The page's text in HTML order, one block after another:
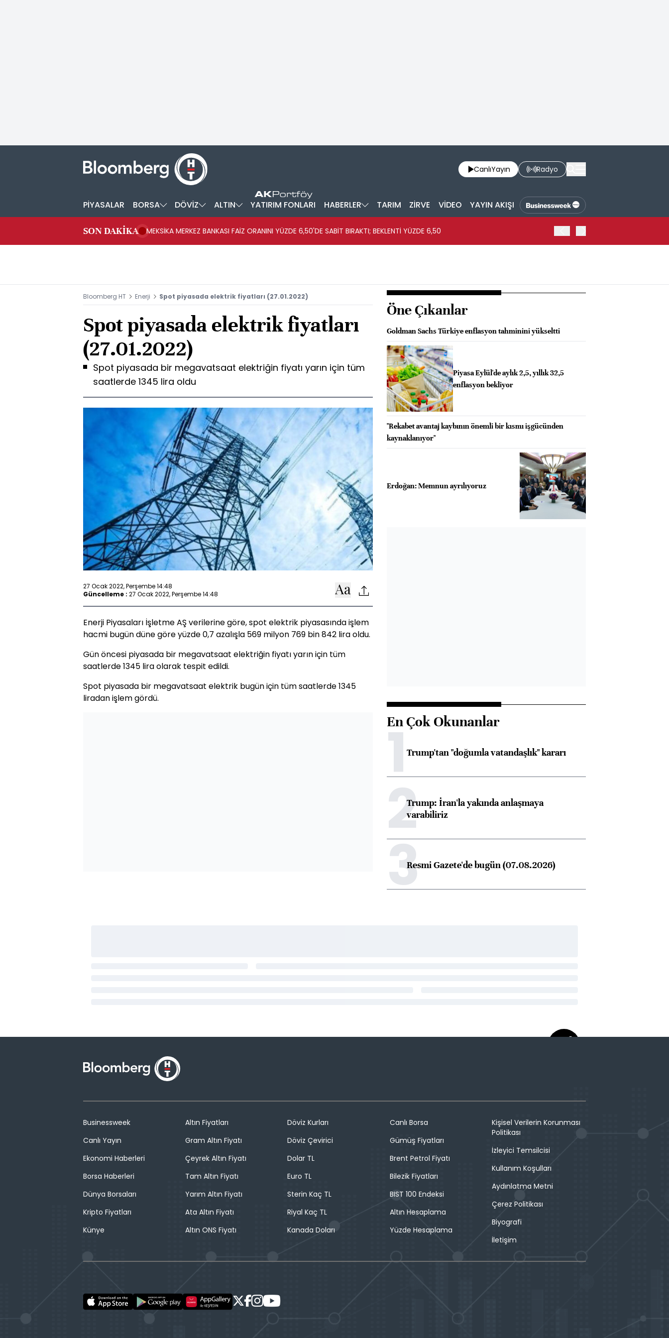
CanlıYayın Radyo
PİYASALAR BORSA DÖVİZ ALTIN YATIRIM FONLARI HABERLER TARIM ZİRVE VİDEO YAYIN AKIŞI
SON DAKİKA MEKSİKA MERKEZ BANKASI FAİZ ORANINI YÜZDE 6,50'DE SABİT BIRAKTI; BEKLENTİ YÜZDE 6,50
Bloomberg HT Enerji Spot piyasada elektrik fiyatları (27.01.2022)
Spot piyasada elektrik fiyatları
(27.01.2022)
Spot piyasada bir megavatsaat elektriğin fiyatı yarın için tüm
saatlerde 1345 lira oldu
27 Ocak 2022, Perşembe 14:48
Güncelleme : 27 Ocak 2022, Perşembe 14:48
Enerji Piyasaları İşletme AŞ verilerine göre, spot elektrik piyasasında işlem
hacmi bugün düne göre yüzde 0,7 azalışla 569 milyon 769 bin 842 lira oldu.
Gün öncesi piyasada bir megavatsaat elektriğin fiyatı yarın için tüm
saatlerde 1345 lira olarak tespit edildi.
Spot piyasada bir megavatsaat elektrik bugün için tüm saatlerde 1345
liradan işlem gördü.
Öne Çıkanlar
Goldman Sachs Türkiye enflasyon tahminini yükseltti
Piyasa Eylül'de aylık 2,5, yıllık 32,5
enflasyon bekliyor
"Rekabet avantaj kaybının önemli bir kısmı işgücünden
kaynaklanıyor"
Erdoğan: Memnun ayrılıyoruz
En Çok Okunanlar
1Trump'tan "doğumla vatandaşlık" kararı
2Trump: İran'la yakında anlaşmaya
varabiliriz
3Resmi Gazete'de bugün (07.08.2026)
Businessweek
Canlı Yayın
Ekonomi Haberleri
Borsa Haberleri
Dünya Borsaları
Kripto Fiyatları
Künye
Altın Fiyatları
Gram Altın Fiyatı
Çeyrek Altın Fiyatı
Tam Altın Fiyatı
Yarım Altın Fiyatı
Ata Altın Fiyatı
Altın ONS Fiyatı
Döviz Kurları
Döviz Çevirici
Dolar TL
Euro TL
Sterin Kaç TL
Riyal Kaç TL
Kanada Doları
Canlı Borsa
Gümüş Fiyatları
Brent Petrol Fiyatı
Bilezik Fiyatları
BIST 100 Endeksi
Altın Hesaplama
Yüzde Hesaplama
Kişisel Verilerin Korunması
Politikası
İzleyici Temsilcisi
Kullanım Koşulları
Aydınlatma Metni
Çerez Politikası
Biyografi
İletişim